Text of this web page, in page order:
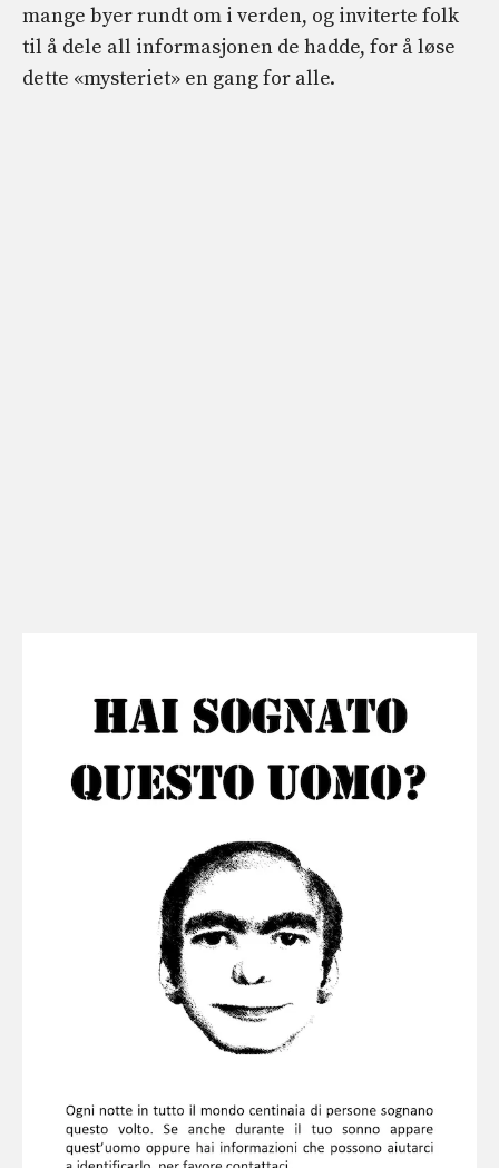
mange byer rundt om i verden, og inviterte folk
til å dele all informasjonen de hadde, for å løse
dette «mysteriet» en gang for alle.